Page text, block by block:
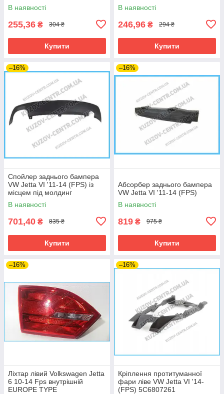
В наявності
255,36 ₴ 304 ₴
Купити
В наявності
246,96 ₴ 294 ₴
Купити
–16%
Спойлер заднього бампера
VW Jetta VI '11-14 (FPS) із
місцем під молдинг
В наявності
701,40 ₴ 835 ₴
Купити
–16%
Абсорбер заднього бампера
VW Jetta VI '11-14 (FPS)
В наявності
819 ₴ 975 ₴
Купити
–16%
Ліхтар лівий Volkswagen Jetta
6 10-14 Fps внутрішній
EUROPE TYPE
–16%
Кріплення протитуманної
фари ліве VW Jetta VI '14-
(FPS) 5C6807261